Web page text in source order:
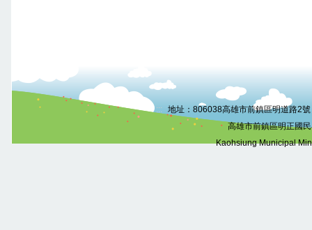
:::
地址：806038高雄市前鎮區明道路2
高雄市前鎮區明正國
Kaohsiung Municipal